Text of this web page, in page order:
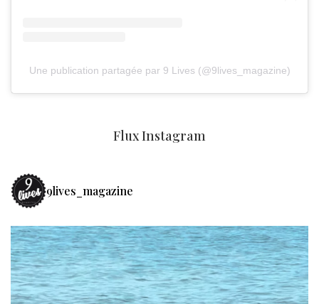
Une publication partagée par 9 Lives (@9lives_magazine)
Flux Instagram
9lives_magazine